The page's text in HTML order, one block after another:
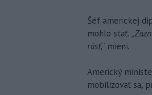
Šéf americkej
mohlo stať.
rásť,“ mieni.
Americký
mobilizovať sa,